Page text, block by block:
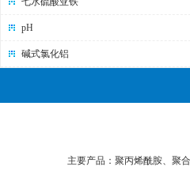
pH
碱式氯化铝
主要产品：聚丙烯酰胺、聚